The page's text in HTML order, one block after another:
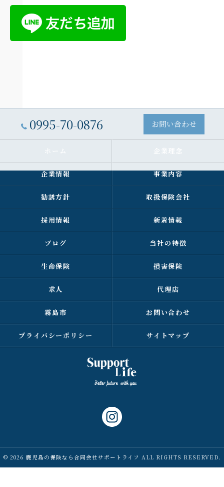
0995-70-0876 お問い合わせ
ホーム 企業理念
企業情報 事業内容
勧誘方針 取扱保険会社
採用情報 新着情報
ブログ 当社の特徴
生命保険 損害保険
求人 代理店
霧島市 お問い合わせ
プライバシーポリシー サイトマップ
© 2026 鹿児島の保険なら合同会社サポートライフ ALL RIGHTS RESERVED.